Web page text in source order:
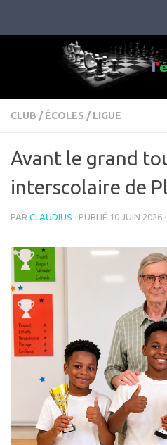
CLUB / ÉCOLES / LIGUE
Avant le grand
interscolaire de
PAR CLAUDIUS · PUBLIÉ 10 JUIN 2026